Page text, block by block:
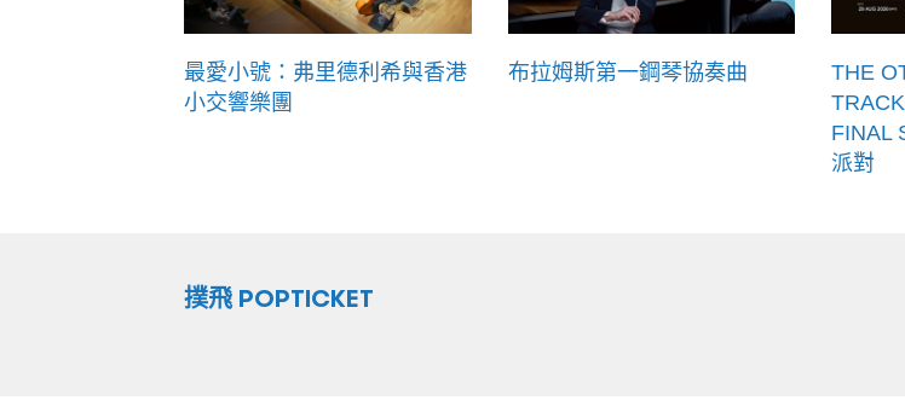
最愛小號：弗里德利希與香港
小交響樂團
布拉姆斯第一鋼琴協奏曲
THE
FINAL
派對
撲飛 POPTICKET